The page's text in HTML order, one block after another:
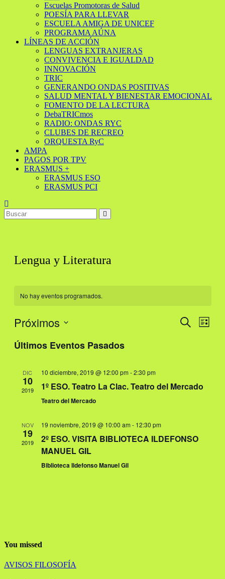
Escuelas Promotoras de Salud
POESÍA PARA LLEVAR
ESCUELA AMIGA DE UNICEF
PROGRAMA AÚNA
LÍNEAS DE ACCIÓN
LENGUAS EXTRANJERAS
CONVIVENCIA E IGUALDAD
INNOVACIÓN
TRIC
GENERANDO ONDAS POSITIVAS
SALUD MENTAL Y BIENESTAR EMOCIONAL
FOMENTO DE LA LECTURA
DebaTRICmos
RADIO: ONDAS RYC
CLUBES DE RECREO
ORQUESTA RyC
AMPA
PAGOS POR TPV
ERASMUS +
ERASMUS ESO
ERASMUS PCI
Lengua y Literatura
No hay eventos programados.
de
Buscar
Lista
Próximos
la
Últimos Eventos Pasados
DIC
10
2019
10 diciembre, 2019 @ 12:00 pm-2:30 pm
1º ESO. Teatro La Clac. Teatro del Mercado
Teatro del Mercado
NOV
19
2019
19 noviembre, 2019 @ 10:00 am- 12:30 pm
2º ESO. VISITA BIBLIOTECA ILDEFONSO
MANUEL GIL
Biblioteca Ildefonso Manuel Gil
You missed
AVISOS FILOSOFÍA